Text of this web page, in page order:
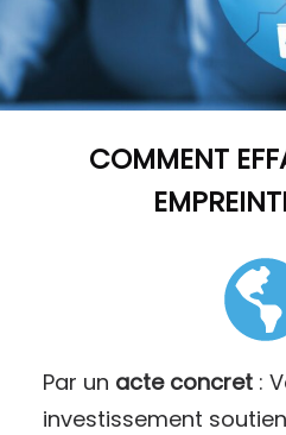
COMMENT
Par un acte concret:
investissement